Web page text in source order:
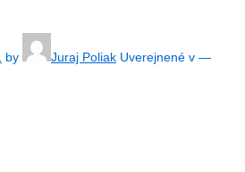
by Juraj Poliak Uverejnené v —